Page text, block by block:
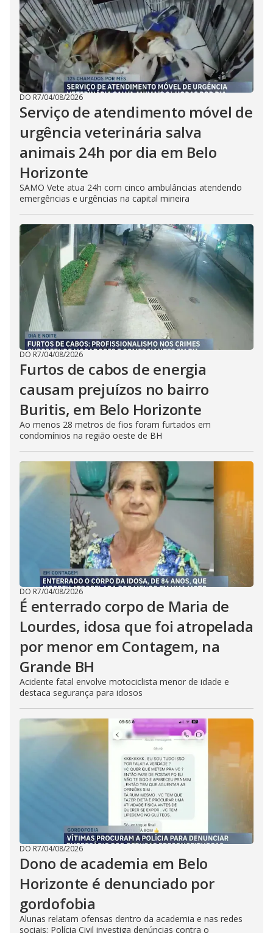
DO R7/04/08/2026
Serviço de atendimento móvel de
urgência veterinária salva
animais 24h por dia em Belo
Horizonte
SAMO Vete atua 24h com cinco ambulâncias atendendo
emergências e urgências na capital mineira
DO R7/04/08/2026
Furtos de cabos de energia
causam prejuízos no bairro
Buritis, em Belo Horizonte
Ao menos 28 metros de fios foram furtados em
condomínios na região oeste de BH
DO R7/04/08/2026
É enterrado corpo de Maria de
Lourdes, idosa que foi atropelada
por menor em Contagem, na
Grande BH
Acidente fatal envolve motociclista menor de idade e
destaca segurança para idosos
DO R7/04/08/2026
Dono de academia em Belo
Horizonte é denunciado por
gordofobia
Alunas relatam ofensas dentro da academia e nas redes
sociais; Polícia Civil investiga denúncias contra o